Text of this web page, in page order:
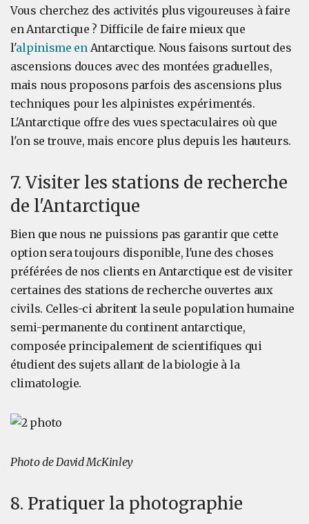
Vous cherchez des activités plus vigoureuses à faire
en Antarctique ? Difficile de faire mieux que
l'alpinisme enAntarctique. Nous faisons surtout des
ascensions douces avec des montées graduelles,
mais nous proposons parfois des ascensions plus
techniques pour les alpinistes expérimentés.
L'Antarctique offre des vues spectaculaires où que
l'on se trouve, mais encore plus depuis les hauteurs.
7. Visiter les stations de recherche
de l'Antarctique
Bien que nous ne puissions pas garantir que cette
option sera toujours disponible, l'une des choses
préférées de nos clients en Antarctique est de visiter
certaines des stations de recherche ouvertes aux
civils. Celles-ci abritent la seule population humaine
semi-permanente du continent antarctique,
composée principalement de scientifiques qui
étudient des sujets allant de la biologie à la
climatologie.
Photo de David McKinley
8. Pratiquer la photographie